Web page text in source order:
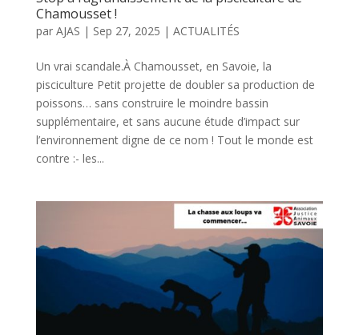
Chamousset !
par AJAS | Sep 27, 2025 | ACTUALITÉS
Un vrai scandale.À Chamousset, en Savoie, la
pisciculture Petit projette de doubler sa production de
poissons… sans construire le moindre bassin
supplémentaire, et sans aucune étude d’impact sur
l’environnement digne de ce nom ! Tout le monde est
contre :- les...